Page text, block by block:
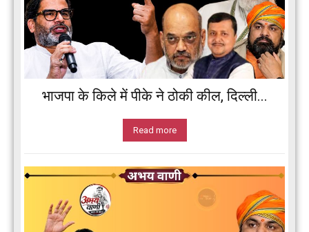
भाजपा के किले में पीके ने ठोकी कील, दिल्ली...
Read more